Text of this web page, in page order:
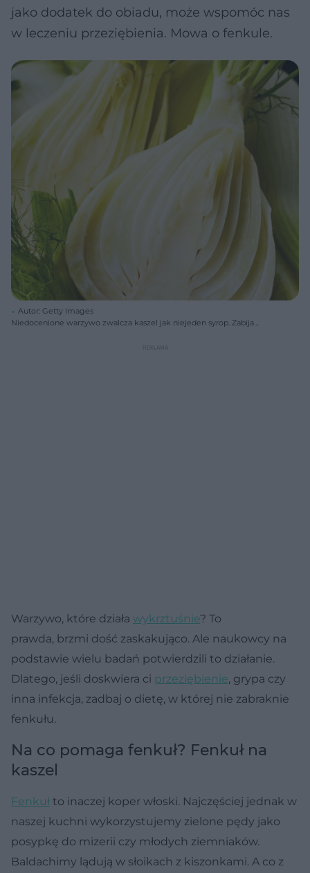
jako dodatek do obiadu, może wspomóc nas
w leczeniu przeziębienia. Mowa o fenkule.
Autor: Getty Images
Niedocenione warzywo zwalcza kaszel jak niejeden syrop. Zabija
Warzywo, które działa wykrztuśnie? To
prawda, brzmi dość zaskakująco. Ale naukowcy na
podstawie wielu badań potwierdzili to działanie.
Dlatego, jeśli doskwiera ci przeziębienie, grypa czy
inna infekcja, zadbaj o dietę, w której nie zabraknie
fenkułu.
Na co pomaga fenkuł? Fenkuł na
kaszel
Fenkuł to inaczej koper włoski. Najczęściej jednak w
naszej kuchni wykorzystujemy zielone pędy jako
posypkę do mizerii czy młodych ziemniaków.
Baldachimy lądują w słoikach z kiszonkami. A co z